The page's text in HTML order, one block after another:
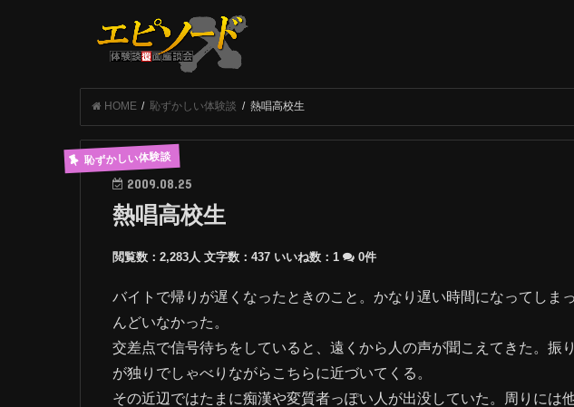
HOME 恥ずかしい体験談 熱唱高校生
恥ずかしい体験談
2009.08.25
熱唱高校生
閲覧数：2,283人 文字数：437 いいね数： 1 0件
バイトで帰りが遅くなったときのこと。かなり遅い時間になってしま
んどいなかった。
交差点で信号待ちをしていると、遠くから人の声が聞こえてきた。振
が独りでしゃべりながらこちらに近づいてくる。
その近辺ではたまに痴漢や変質者っぽい人が出没していた。周りには